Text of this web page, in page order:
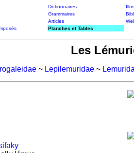
Dictionnaires
Grammaires
Articles
Planches et Tables
Les
~ Lepilemuridae~